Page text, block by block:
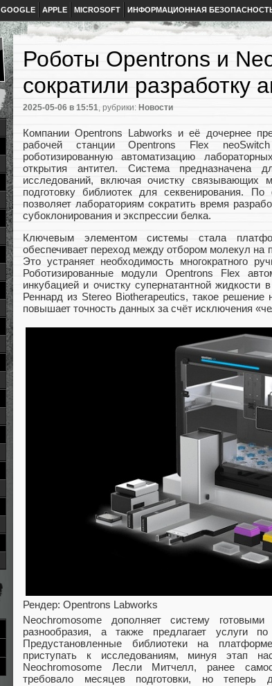
GOOGLE APPLE MICROSOFT ИНФОРМАЦИОННАЯ
Роботы Opentrons и
сократили разработку
2025-05-06 в 15:51, рубрики: Новости
Компании Opentrons Labworks и её дочернее
рабочей станции Opentrons Flex
роботизированную автоматизацию
открытия антител. Система предназначена
исследований, включая очистку связывающих
подготовку библиотек для секвенирования. По
позволяет лабораториям сократить время
субоклонирования и экспрессии белка.
Ключевым элементом системы стала
обеспечивает переход между отбором молекул на
Это устраняет необходимость многократного
Роботизированные модули Opentrons Flex
инкубацией и очистку супернатантной
Реннард из Stereo Biotherapeutics, такое решение
повышает точность данных за счёт исключения
Рендер: Opentrons Labworks
Neochromosome дополняет систему
разнообразия, а также предлагает услуги
Предустановленные библиотеки на
приступать к исследованиям, минуя этап
Neochromosome Лесли Митчелл, ранее
требовало месяцев подготовки, но